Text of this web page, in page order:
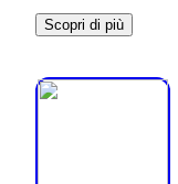
Scopri di più